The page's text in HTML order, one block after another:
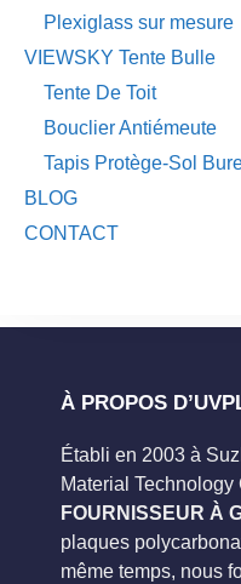
Plexiglass sur mesure
VIEWSKY Tente Bulle
Tente De Toit
Bouclier Antiémeute
Tapis Protège-Sol
BLOG
CONTACT
À PROPOS
Établi en 2003 à
Material Technology
FOURNISSEUR À
plaques
même temps, nous